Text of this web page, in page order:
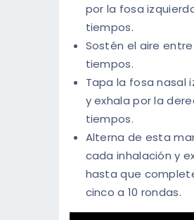
por la fosa
tiempos.
Sostén el aire entre
tiempos.
Tapa la fosa nasal
y exhala por la
tiempos.
Alterna de esta
cada inhalación y
hasta que
cinco a 10 rondas.